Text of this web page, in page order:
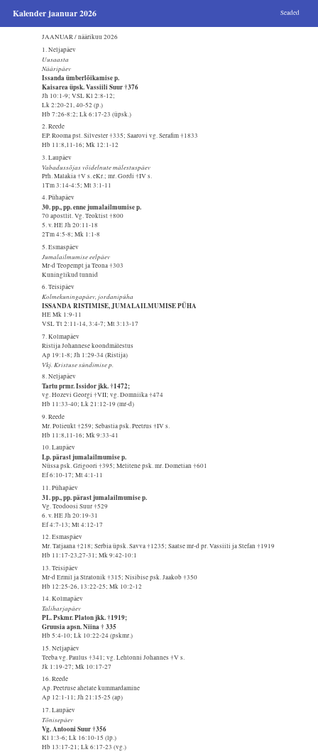
Kalender jaanuar 2026 Seaded
JAANUAR / näärikuu 2026
1. Neljapäev
Uusaasta
Nääripäev
Issanda ümberlõikamise p.
Kaisarea üpsk. Vassiili Suur †376
Jh 10:1-9; VSL Kl 2:8-12;
Lk 2:20-21, 40-52 (p.)
Hb 7:26-8:2; Lk 6:17-23 (üpsk.)
2. Reede
EP. Rooma pst. Silvester †335; Saarovi vg. Serafim †1833
Hb 11:8,11-16; Mk 12:1-12
3. Laupäev
Vabadussõjas võidelnute mälestuspäev
Prh. Malakia †V s. eKr.; mr. Gordi †IV s.
1Tm 3:14-4:5; Mt 3:1-11
4. Pühapäev
30. pp., pp. enne jumalailmumise p.
70 apostlit. Vg. Teoktist †800
5. v. HE Jh 20:11-18
2Tm 4:5-8; Mk 1:1-8
5. Esmaspäev
Jumalailmumise eelpäev
Mr-d Teopempt ja Teona †303
Kuninglikud tunnid
6. Teisipäev
Kolmekuningapäev, jordanipüha
ISSANDA RISTIMISE, JUMALAILMUMISE PÜHA
HE Mk 1:9-11
VSL Tt 2:11-14, 3:4-7; Mt 3:13-17
7. Kolmapäev
Ristija Johannese koondmälestus
Ap 19:1-8; Jh 1:29-34 (Ristija)
Vkj. Kristuse sündimise p.
8. Neljapäev
Tartu prmr. Issidor jkk. †1472;
vg. Hozevi Georgi †VII; vg. Domniika †474
Hb 11:33-40; Lk 21:12-19 (mr-d)
9. Reede
Mr. Polieukt †259; Sebastia psk. Peetrus †IV s.
Hb 11:8,11-16; Mk 9:33-41
10. Laupäev
Lp. pärast jumalailmumise p.
Nüssa psk. Grigoori †395; Melitene psk. mr. Dometian †601
Ef 6:10-17; Mt 4:1-11
11. Pühapäev
31. pp., pp. pärast jumalailmumise p.
Vg. Teodoosi Suur †529
6. v. HE Jh 20:19-31
Ef 4:7-13; Mt 4:12-17
12. Esmaspäev
Mr. Tatjaana †218; Serbia üpsk. Savva †1235; Saatse mr-d pr. Vassiili ja Stefan †1919
Hb 11:17-23,27-31; Mk 9:42-10:1
13. Teisipäev
Mr-d Ermil ja Stratonik †315; Nisibise psk. Jaakob †350
Hb 12:25-26, 13:22-25; Mk 10:2-12
14. Kolmapäev
Taliharjapäev
PL. Pskmr. Platon jkk. †1919;
Gruusia apsn. Niina † 335
Hb 5:4-10; Lk 10:22-24 (pskmr.)
15. Neljapäev
Teeba vg. Paulus †341; vg. Lehtonni Johannes †V s.
Jk 1:19-27; Mk 10:17-27
16. Reede
Ap. Peetruse ahelate kummardamine
Ap 12:1-11; Jh 21:15-25 (ap)
17. Laupäev
Tõnisepäev
Vg. Antooni Suur †356
Kl 1:3-6; Lk 16:10-15 (lp.)
Hb 13:17-21; Lk 6:17-23 (vg.)